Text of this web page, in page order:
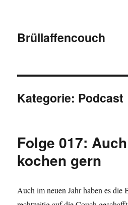
Brüllaffencouch
Kategorie: Podcast
Folge 017:
kochen gern
Auch im neuen Jahr haben es die